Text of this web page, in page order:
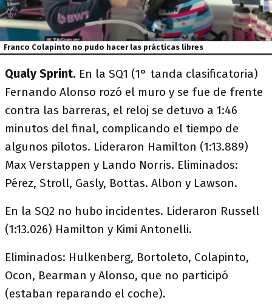
Franco Colapinto no pudo hacer las prácticas libres
Qualy Sprint. En la SQ1 (1° tanda clasificatoria)
Fernando Alonso rozó el muro y se fue de frente
contra las barreras, el reloj se detuvo a 1:46
minutos del final, complicando el tiempo de
algunos pilotos. Lideraron Hamilton (1:13.889)
Max Verstappen y Lando Norris. Eliminados:
Pérez, Stroll, Gasly, Bottas. Albon y Lawson.
En la SQ2 no hubo incidentes. Lideraron Russell
(1:13.026) Hamilton y Kimi Antonelli.
Eliminados: Hulkenberg, Bortoleto, Colapinto,
Ocon, Bearman y Alonso, que no participó
(estaban reparando el coche).